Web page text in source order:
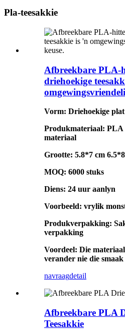
Pla-teesakkie
Afbreekbare PLA-
driehoekige
Vorm: Driehoekige
Produkmateriaal: PLA
materiaal
Grootte: 5.8*7 cm
MOQ: 6000 stuks
Diens: 24 uur aanlyn
Voorbeeld: vrylik
Produkverpakking:
verpakking
Voordeel: Die
verander nie die
navraagdetail
Afbreekbare PLA
Teesakkie